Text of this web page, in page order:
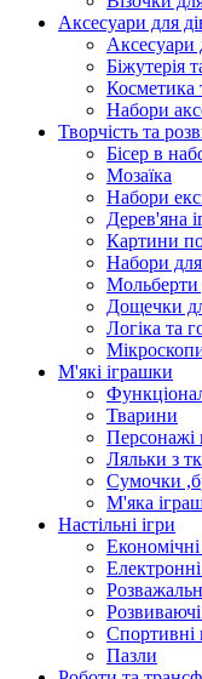
Аксесуари для
Аксесуари
Біжутерія
Косметика
Набори
Творчість та
Бісер в
Мозаїка
Набори
Дерев'яна
Картини
Набори для
Дощечки
Логіка та
М'які іграшки
Тварини
Персонажі
Ляльки з
Сумочки
М'яка
Настільні ігри
Економічні
Електронні
Розвиваючі
Спортивні
Пазли